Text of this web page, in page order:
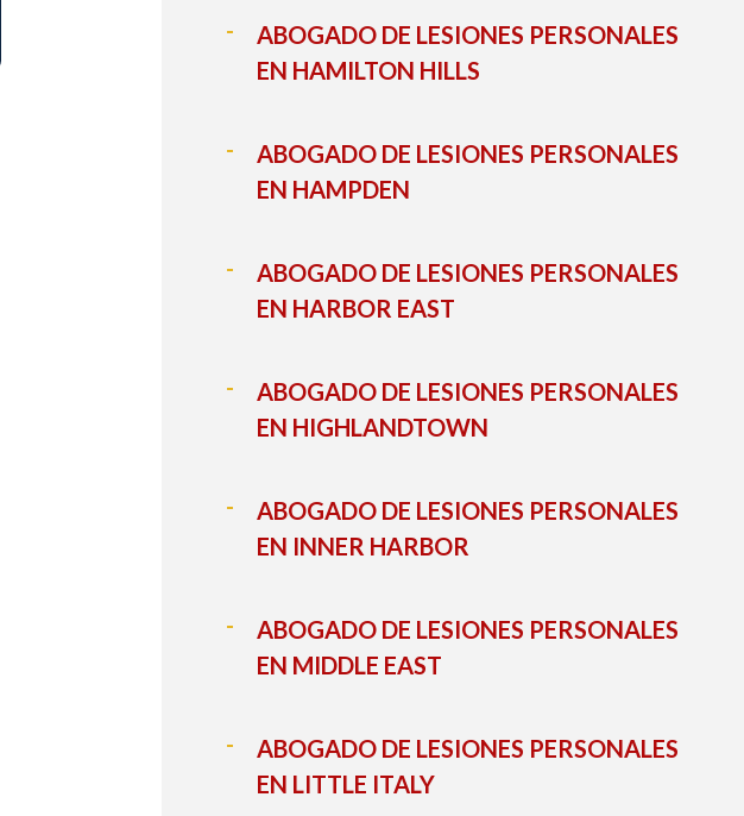
ABOGADO DE LESIONES PERSONALES
EN HAMILTON HILLS
ABOGADO DE LESIONES PERSONALES
EN HAMPDEN
ABOGADO DE LESIONES PERSONALES
EN HARBOR EAST
ABOGADO DE LESIONES PERSONALES
EN HIGHLANDTOWN
ABOGADO DE LESIONES PERSONALES
EN INNER HARBOR
ABOGADO DE LESIONES PERSONALES
EN MIDDLE EAST
ABOGADO DE LESIONES PERSONALES
EN LITTLE ITALY